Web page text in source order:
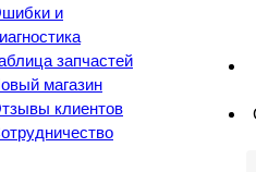
и
запчастей
магазин
клиентов